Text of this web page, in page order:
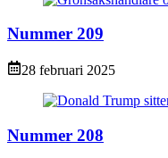
Nummer 209
28 februari 2025
Nummer 208